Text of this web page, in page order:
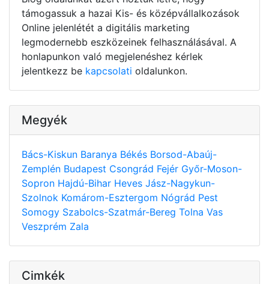
támogassuk a hazai Kis- és középvállalkozások
Online jelenlétét a digitális marketing
legmodernebb eszközeinek felhasználásával. A
honlapunkon való megjelenéshez kérlek
jelentkezz be kapcsolati oldalunkon.
Megyék
Bács-Kiskun Baranya Békés Borsod-Abaúj-
Zemplén Budapest Csongrád Fejér Győr-Moson-
Sopron Hajdú-Bihar Heves Jász-Nagykun-
Szolnok Komárom-Esztergom Nógrád Pest
Somogy Szabolcs-Szatmár-Bereg Tolna Vas
Veszprém Zala
Cimkék